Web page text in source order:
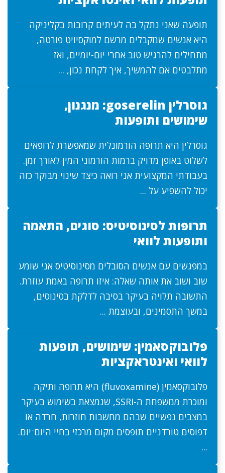
תופעה שאני נתקל בה לעיתים קרובות בקליניקה
היא אנשים שמקבלים מרשם למוקסיויט פורטה,
מתחילים להרגיש טוב אחרי יום-יומיים, ואז
מתלבטים אם להמשיך, איך לקחת נכון, ...
גוסרלין goserelin: מנגנון,
שימושים ותופעות
גוסרלין היא תרופה הורמונלית שמאפשרת לרופאים
לשלוט באופן מדויק ברמות הורמוני המין לאורך זמן.
בעבודתי המקצועית אני רואה כיצד שינוי מבוקר כזה
יכול להשפיע על ...
תרופות לסינוסיטיס: סוגים, התאמה
ותופעות לוואי
במפגשים עם אנשים הסובלים מסינוסיטיס אני שומע
שוב ושוב את אותה שאלה: איזו תרופה באמת עוזרת.
התשובה תלויה בעיקר בסיבה לדלקת בסינוסים,
במשך התסמינים, ובעוצמת ...
פלובוקסאמין: שימושים, תופעות
לוואי ואינטראקציות
פלובוקסאמין (fluvoxamine) היא תרופה ותיקה
ומוכרת ממשפחת ה-SSRI, שנמצאת בשימוש בעיקר
במצבים נפשיים שבהם מחשבות חוזרות, חרדה או
דפוסים טורדניים תופסים מקום מרכזי בחיי היום־יום.
...